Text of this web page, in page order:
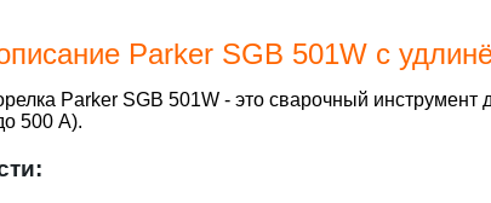
Parker SGB 501W с
Parker SGB 501W - это сварочный
500 А).